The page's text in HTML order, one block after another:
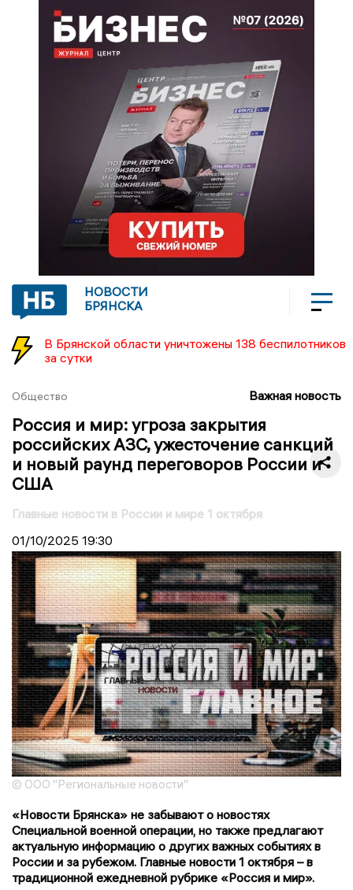
НОВОСТИ
БРЯНСКА
В Брянской области уничтожены 138 беспилотников
за сутки
Общество Важная новость
Россия и мир: угроза закрытия
российских АЗС, ужесточение санкций
и новый раунд переговоров России и
США
Главные новости в России и мире 1 октября
01/10/2025 19:30
© ООО "Региональные новости"
«Новости Брянска» не забывают о новостях
Специальной военной операции, но также предлагают
актуальную информацию о других важных событиях в
России и за рубежом. Главные новости 1 октября – в
традиционной ежедневной рубрике «Россия и мир».